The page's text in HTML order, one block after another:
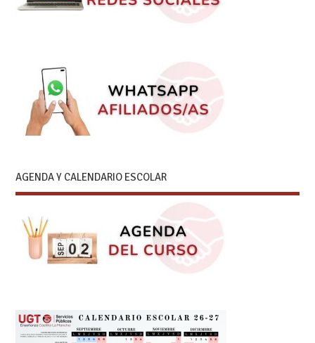
AGENDA Y CALENDARIO ESCOLAR